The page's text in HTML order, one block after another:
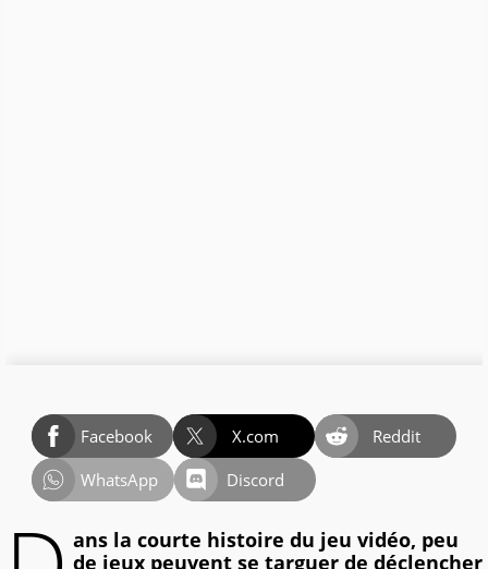
Facebook X.com
Reddit
WhatsApp
Discord
ans la courte histoire du jeu vidéo, peu
de jeux peuvent se targuer de déclencher